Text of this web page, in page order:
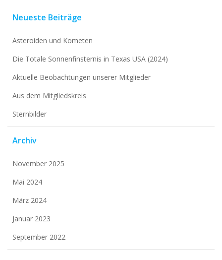
Neueste Beiträge
Asteroiden und Kometen
Die Totale Sonnenfinsternis in Texas USA (2024)
Aktuelle Beobachtungen unserer Mitglieder
Aus dem Mitgliedskreis
Sternbilder
Archiv
November 2025
Mai 2024
März 2024
Januar 2023
September 2022